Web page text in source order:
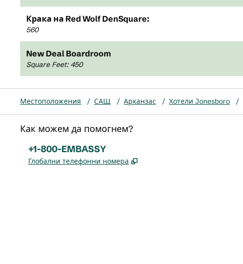
Крака на Red Wolf DenSquare:
560
New Deal Boardroom
Square Feet: 450
Местоположения / САЩ / Арканзас / Хотели Jonesboro /
Как можем да помогнем?
Телефон:
+1-800-EMBASSY
Глобални телефонни номера ,